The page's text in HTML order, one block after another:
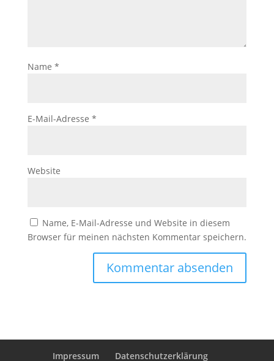
Name *
E-Mail-Adresse *
Website
Name, E-Mail-Adresse und Website in diesem
Browser für meinen nächsten Kommentar speichern.
Impressum Datenschutzerklärung